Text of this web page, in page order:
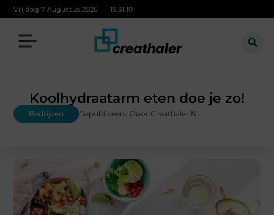
Vrijdag 7 Augustus 2026 15:31:11
Koolhydraatarm eten doe je zo!
Bedrijven Gepubliceerd Door Creathaler.nl